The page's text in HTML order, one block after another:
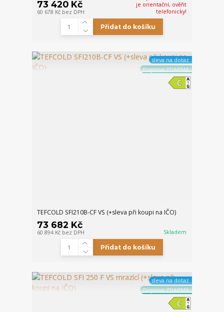
73 420 Kč
60 678 Kč bez DPH
je orientační, ověřit
telefonicky!
Přidat do košíku
sleva na dotaz
Doprava ZDARMA
TEFCOLD SFI210B-CF VS (+sleva při koupi na IČO)
73 682 Kč
60 894 Kč bez DPH Skladem
Přidat do košíku
sleva na dotaz
Doprava ZDARMA